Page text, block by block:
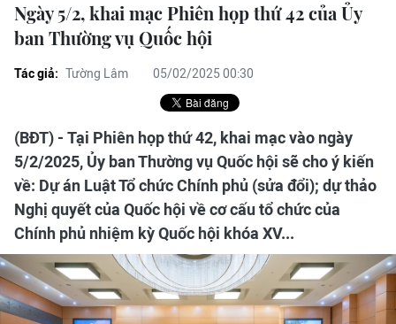
Ngày 5/2, khai mạc Phiên họp thứ 42 của Ủy
ban Thường vụ Quốc hội
Tác giả: Tường Lâm 05/02/2025 00:30
(BĐT) - Tại Phiên họp thứ 42, khai mạc vào ngày
5/2/2025, Ủy ban Thường vụ Quốc hội sẽ cho ý kiến
về: Dự án Luật Tổ chức Chính phủ (sửa đổi); dự thảo
Nghị quyết của Quốc hội về cơ cấu tổ chức của
Chính phủ nhiệm kỳ Quốc hội khóa XV...